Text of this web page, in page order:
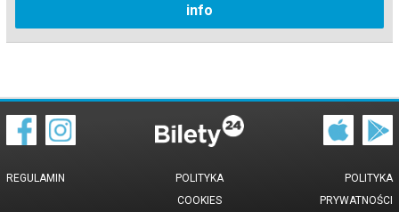
info
REGULAMIN
POLITYKA
PRYWATNOŚCI
POLITYKA
COOKIES